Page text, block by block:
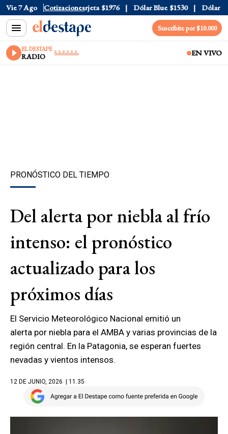
Vie 7 Ago Cotizaciones
$1520 Dólar Tarjeta $1976 Dólar Blue $1530 Dólar CCL
Suscribite por $10.000
EL DESTAPE
RADIO EN VIVO
PRONÓSTICO DEL TIEMPO
Del alerta por niebla al frío
intenso: el pronóstico
actualizado para los
próximos días
El Servicio Meteorológico Nacional emitió un
alerta por niebla para el AMBA y varias provincias de la
región central. En la Patagonia, se esperan fuertes
nevadas y vientos intensos.
12 DE JUNIO, 2026 | 11.35